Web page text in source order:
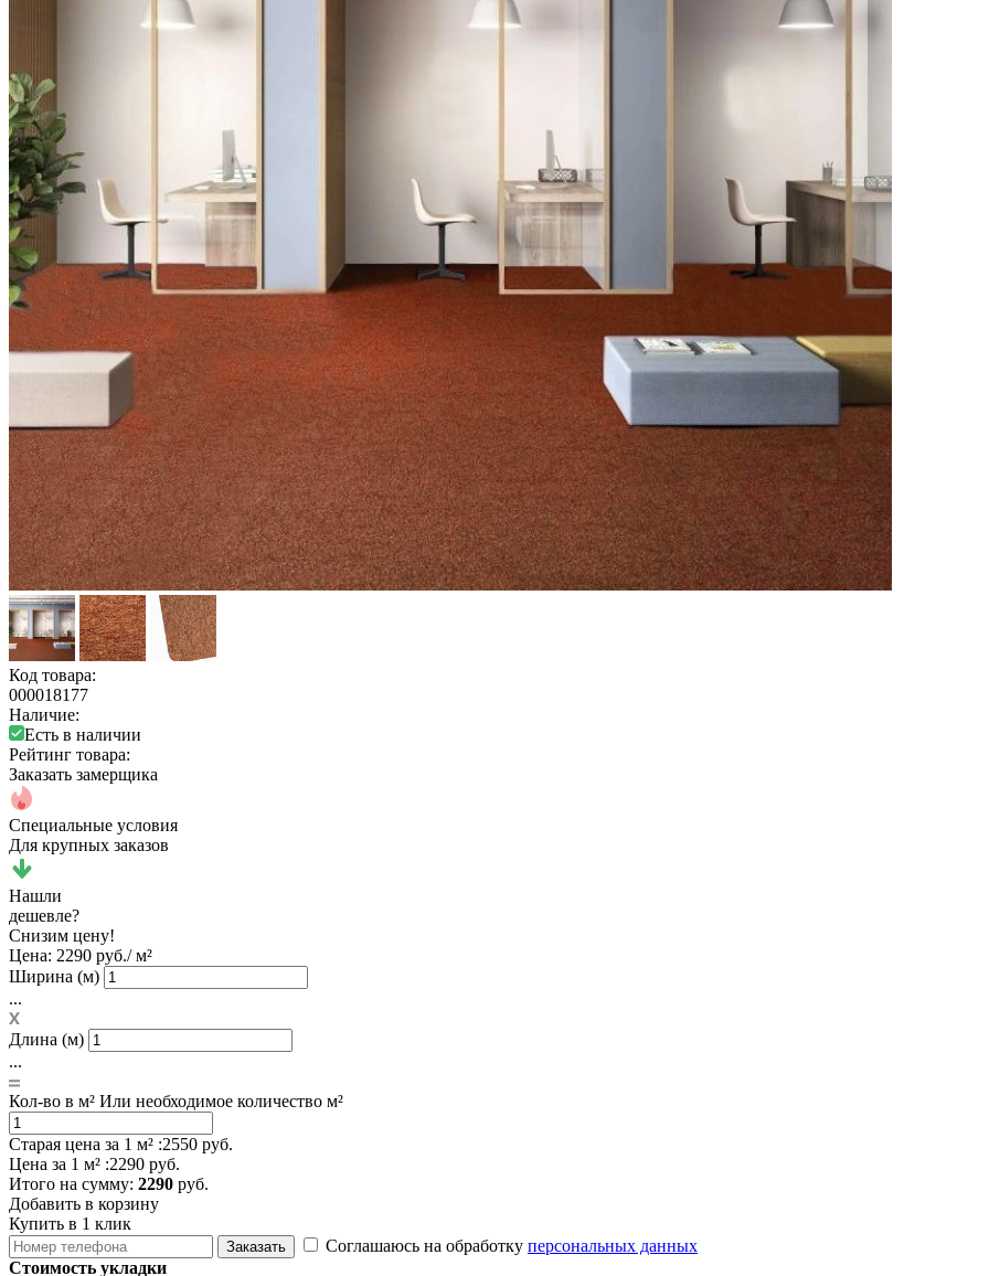
Код товара:
000018177
Наличие:
Есть в наличии
Рейтинг товара:
Заказать замерщика
Специальные условия
Для крупных заказов
Нашли
дешевле?
Снизим цену!
Цена: 2290 руб./ м²
Ширина (м)
...
Длина (м)
...
Кол-во в м² Или необходимое количество м²
Старая цена за 1 м² :2550 руб.
Цена за 1 м² :2290 руб.
Итого на сумму: 2290 руб.
Добавить в корзину
Купить в 1 клик
Заказать Соглашаюсь на обработку персональных данных
Стоимость укладки